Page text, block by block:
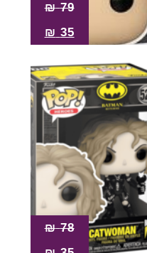
79
₪
35
₪
78
₪